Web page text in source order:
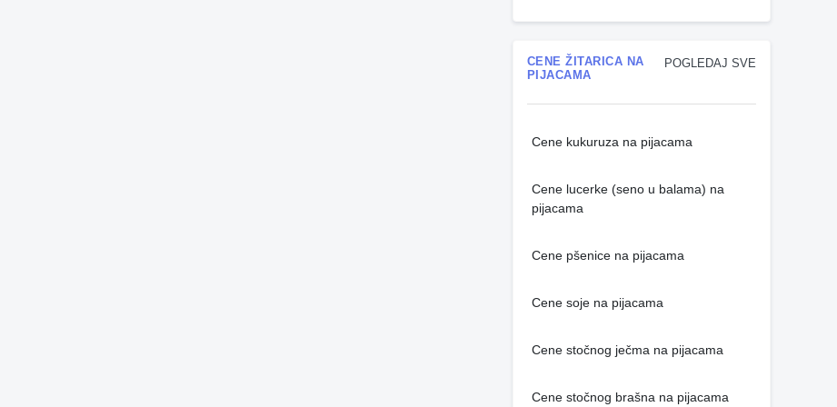
POGLEDAJ SVE
CENE ŽITARICA NA
PIJACAMA
Cene kukuruza na pijacama
Cene lucerke (seno u balama) na
pijacama
Cene pšenice na pijacama
Cene soje na pijacama
Cene stočnog ječma na pijacama
Cene stočnog brašna na pijacama